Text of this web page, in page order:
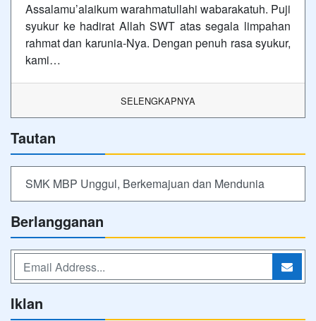
Assalamu’alaikum warahmatullahi wabarakatuh. Puji
syukur ke hadirat Allah SWT atas segala limpahan
rahmat dan karunia-Nya. Dengan penuh rasa syukur,
kami…
SELENGKAPNYA
Tautan
SMK MBP Unggul, Berkemajuan dan Mendunia
Berlangganan
Iklan